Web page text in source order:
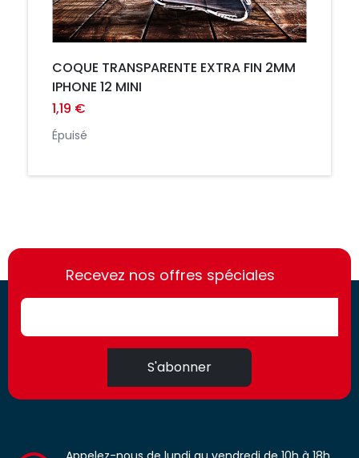
COQUE TRANSPARENTE EXTRA FIN 2MM
IPHONE 12 MINI
1,19 €
Épuisé
https://france-
access.fr
https://france-
access.fr
Recevez nos offres spéciales
S'abonner